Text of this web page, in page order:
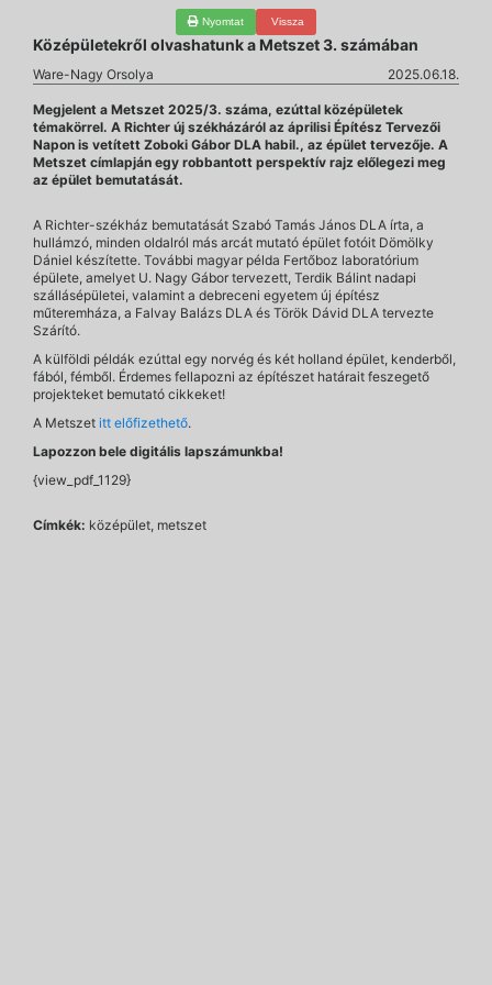
Nyomtat Vissza
Középületekről olvashatunk a Metszet 3. számában
Ware-Nagy Orsolya 2025.06.18.
Megjelent a Metszet 2025/3. száma, ezúttal középületek
témakörrel. A Richter új székházáról az áprilisi Építész Tervezői
Napon is vetített Zoboki Gábor DLA habil., az épület tervezője. A
Metszet címlapján egy robbantott perspektív rajz előlegezi meg
az épület bemutatását.
A Richter-székház bemutatását Szabó Tamás János DLA írta, a
hullámzó, minden oldalról más arcát mutató épület fotóit Dömölky
Dániel készítette. További magyar példa Fertőboz laboratórium
épülete, amelyet U. Nagy Gábor tervezett, Terdik Bálint nadapi
szállásépületei, valamint a debreceni egyetem új építész
műteremháza, a Falvay Balázs DLA és Török Dávid DLA tervezte
Szárító.
A külföldi példák ezúttal egy norvég és két holland épület, kenderből,
fából, fémből. Érdemes fellapozni az építészet határait feszegető
projekteket bemutató cikkeket!
A Metszet itt előfizethető.
Lapozzon bele digitális lapszámunkba!
{view_pdf_1129}
Címkék: középület, metszet